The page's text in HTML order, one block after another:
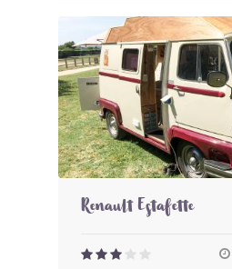
Renault Estafette